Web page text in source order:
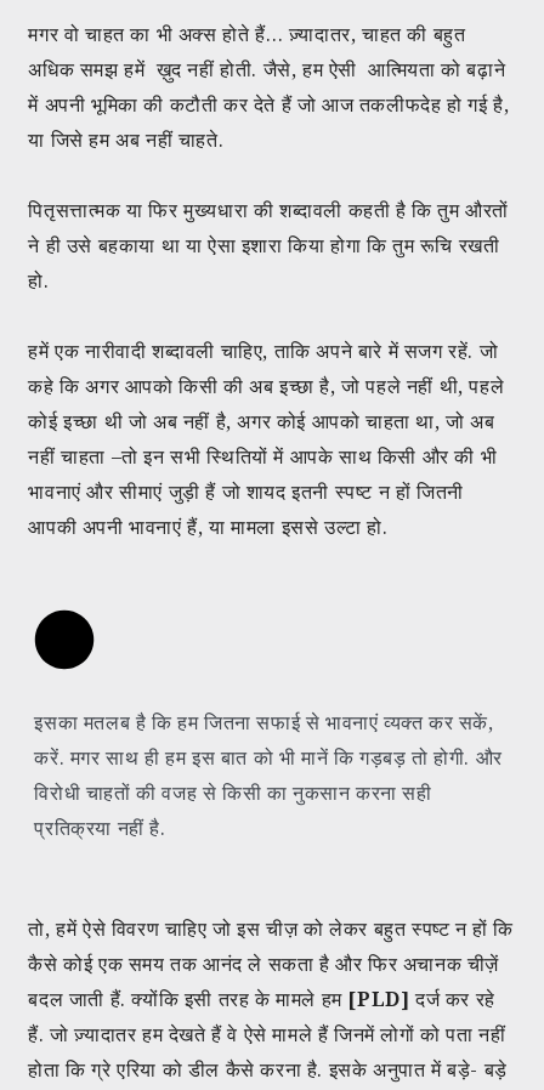
मगर वो चाहत का भी अक्स होते हैं… ज़्यादातर, चाहत की बहुत
अधिक समझ हमें ख़ुद नहीं होती. जैसे, हम ऐसी आत्मियता को बढ़ाने
में अपनी भूमिका की कटौती कर देते हैं जो आज तकलीफदेह हो गई है,
या जिसे हम अब नहीं चाहते.
पितृसत्तात्मक या फिर मुख्यधारा की शब्दावली कहती है कि तुम औरतों
ने ही उसे बहकाया था या ऐसा इशारा किया होगा कि तुम रूचि रखती
हो.
हमें एक नारीवादी शब्दावली चाहिए, ताकि अपने बारे में सजग रहें. जो
कहे कि अगर आपको किसी की अब इच्छा है, जो पहले नहीं थी, पहले
कोई इच्छा थी जो अब नहीं है, अगर कोई आपको चाहता था, जो अब
नहीं चाहता –तो इन सभी स्थितियों में आपके साथ किसी और की भी
भावनाएं और सीमाएं जुड़ी हैं जो शायद इतनी स्पष्ट न हों जितनी
आपकी अपनी भावनाएं हैं, या मामला इससे उल्टा हो.
इसका मतलब है कि हम जितना सफाई से भावनाएं व्यक्त कर सकें,
करें. मगर साथ ही हम इस बात को भी मानें कि गड़बड़ तो होगी. और
विरोधी चाहतों की वजह से किसी का नुकसान करना सही
प्रतिक्रया नहीं है.
तो, हमें ऐसे विवरण चाहिए जो इस चीज़ को लेकर बहुत स्पष्ट न हों कि
कैसे कोई एक समय तक आनंद ले सकता है और फिर अचानक चीज़ें
बदल जाती हैं. क्योंकि इसी तरह के मामले हम [PLD] दर्ज कर रहे
हैं. जो ज़्यादातर हम देखते हैं वे ऐसे मामले हैं जिनमें लोगों को पता नहीं
होता कि ग्रे एरिया को डील कैसे करना है. इसके अनुपात में बड़े- बड़े